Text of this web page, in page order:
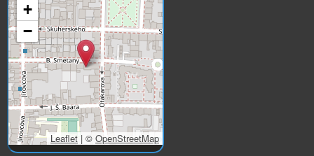
+
−
Leaflet | © OpenStreetMap